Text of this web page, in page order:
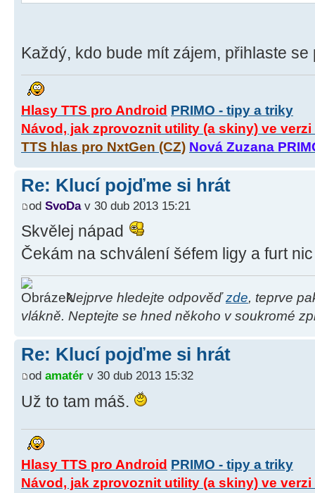
Každý, kdo bude mít zájem, přihlaste
Hlasy TTS pro Android PRIMO - tipy a triky
Návod, jak zprovoznit utility (a skiny) ve
TTS hlas pro NxtGen (CZ) Nová Zuzana
Re: Klucí pojďme si hrát
od SvoDav 30 dub 2013 15:21
Skvělej nápad
Čekám na schválení šéfem ligy a furt
Nejprve hledejte odpověďzde, teprve
vlákně. Neptejte se hned někoho v soukromé
Re: Klucí pojďme si hrát
od amatér v 30 dub 2013 15:32
Už to tam máš.
Hlasy TTS pro Android PRIMO - tipy a triky
Návod, jak zprovoznit utility (a skiny) ve